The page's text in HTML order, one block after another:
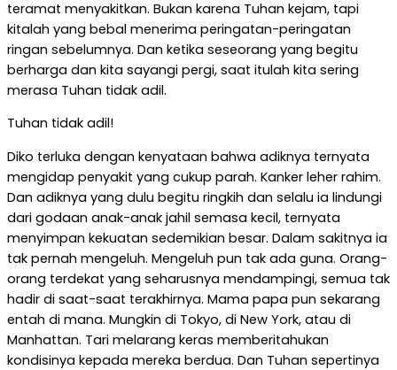
teramat menyakitkan. Bukan karena Tuhan kejam, tapi
kitalah yang bebal menerima peringatan-peringatan
ringan sebelumnya. Dan ketika seseorang yang begitu
berharga dan kita sayangi pergi, saat itulah kita sering
merasa Tuhan tidak adil.
Tuhan tidak adil!
Diko terluka dengan kenyataan bahwa adiknya ternyata
mengidap penyakit yang cukup parah. Kanker leher rahim.
Dan adiknya yang dulu begitu ringkih dan selalu ia lindungi
dari godaan anak-anak jahil semasa kecil, ternyata
menyimpan kekuatan sedemikian besar. Dalam sakitnya ia
tak pernah mengeluh. Mengeluh pun tak ada guna. Orang-
orang terdekat yang seharusnya mendampingi, semua tak
hadir di saat-saat terakhirnya. Mama papa pun sekarang
entah di mana. Mungkin di Tokyo, di New York, atau di
Manhattan. Tari melarang keras memberitahukan
kondisinya kepada mereka berdua. Dan Tuhan sepertinya